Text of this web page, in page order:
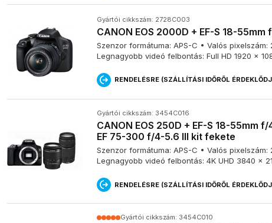
felbontású felvételek, 4k felbontású 60 fps sebességű felvételek
Használt tükörreflexes fényképezőgép?
vásárlását.Kattints használt fényképezőgép kínálatunkra!
Milyen tükörreflexes fényképezőgép
kezébe?
Kezdő fotósoknak olyan kezdő tükörreflexes fényképezőgépet
számos automatikus funkcióval rendelkezik. Ilyen lehet például a
Gyártói cikkszám: 2728C003
CANON EOS 2000D + EF-S 18-55mm
Szenzor formátuma: APS-C • Valós pixelszám:
Legnagyobb videó felbontás: Full HD 1920 x
RENDELÉSRE (SZÁLLÍTÁSI IDŐRŐL
Gyártói cikkszám: 3454C016
CANON EOS 250D + EF-S 18-55mm f/
EF 75-300 f/4-5.6 III kit fekete
Szenzor formátuma: APS-C • Valós pixelszám:
Legnagyobb videó felbontás: 4K UHD 3840 x
RENDELÉSRE (SZÁLLÍTÁSI IDŐRŐL
Gyártói cikkszám: 3454C010